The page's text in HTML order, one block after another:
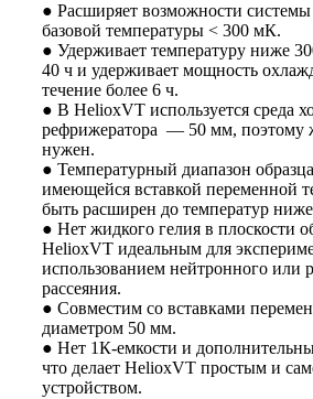
● Расширяет возможности системы
базовой температуры < 300 мК.
● Удерживает температуру ниже
40 ч и удерживает мощность
течение более 6 ч.
● В HelioxVT используется среда
рефрижератора — 50 мм, поэтому
нужен.
● Температурный диапазон
имеющейся вставкой переменной
быть расширен до температур
● Нет жидкого гелия в плоскости
HelioxVT идеальным для
использованием нейтронного или
рассеяния.
● Совместим со вставками
диаметром 50 мм.
● Нет 1К-емкости и
что делает HelioxVT простым и
устройством.